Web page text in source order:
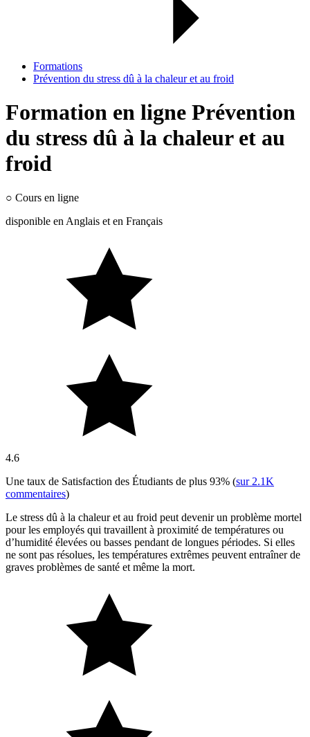
Formations
Prévention du stress dû à la chaleur et au froid
Formation en ligne Prévention
du stress dû à la chaleur et au
froid
○ Cours en ligne
disponible en Anglais et en Français
4.6
Une taux de Satisfaction des Étudiants de plus 93% (sur 2.1K
commentaires)
Le stress dû à la chaleur et au froid peut devenir un problème mortel
pour les employés qui travaillent à proximité de températures ou
d’humidité élevées ou basses pendant de longues périodes. Si elles
ne sont pas résolues, les températures extrêmes peuvent entraîner de
graves problèmes de santé et même la mort.